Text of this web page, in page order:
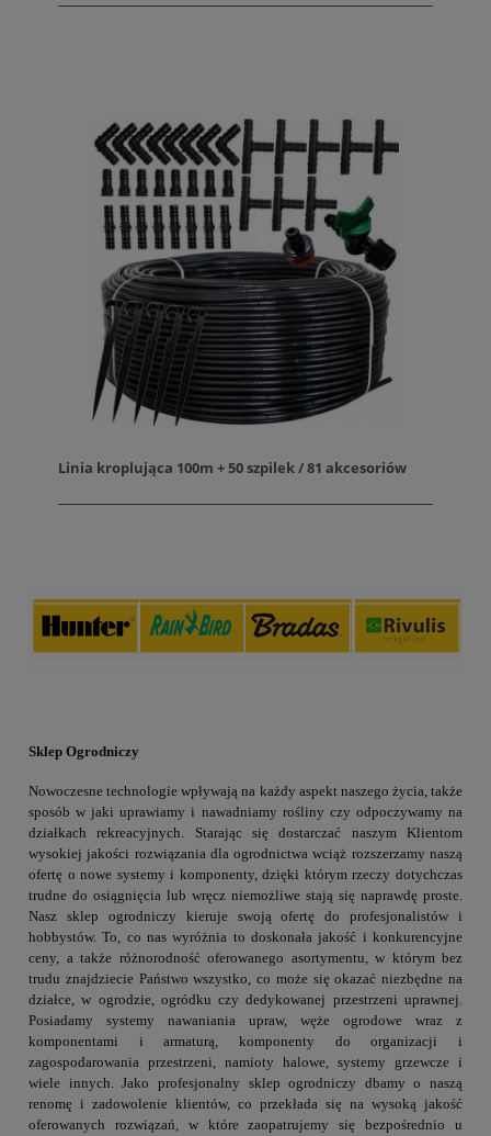
Linia kroplująca 100m + 50 szpilek / 81 akcesoriów
Sklep Ogrodniczy
Nowoczesne technologie wpływają na każdy aspekt naszego życia, także
sposób w jaki uprawiamy i nawadniamy rośliny czy odpoczywamy na
działkach rekreacyjnych. Starając się dostarczać naszym Klientom
wysokiej jakości rozwiązania dla ogrodnictwa wciąż rozszerzamy naszą
ofertę o nowe systemy i komponenty, dzięki którym rzeczy dotychczas
trudne do osiągnięcia lub wręcz niemożliwe stają się naprawdę proste.
Nasz sklep ogrodniczy kieruje swoją ofertę do profesjonalistów i
hobbystów. To, co nas wyróżnia to doskonała jakość i konkurencyjne
ceny, a także różnorodność oferowanego asortymentu, w którym bez
trudu znajdziecie Państwo wszystko, co może się okazać niezbędne na
działce, w ogrodzie, ogródku czy dedykowanej przestrzeni uprawnej.
Posiadamy systemy nawaniania upraw, węże ogrodowe wraz z
komponentami i armaturą, komponenty do organizacji i
zagospodarowania przestrzeni, namioty halowe, systemy grzewcze i
wiele innych. Jako profesjonalny sklep ogrodniczy dbamy o naszą
renomę i zadowolenie klientów, co przekłada się na wysoką jakość
oferowanych rozwiązań, w które zaopatrujemy się bezpośrednio u